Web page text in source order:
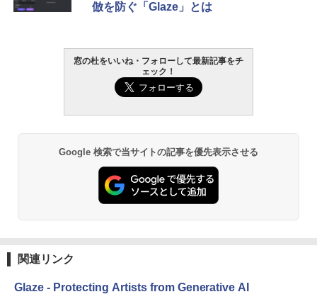
ラインコード版
Robloxギフトカード - 1000 Robux 【限
定バーチャルアイテムを含む】 【オンラ
インゲームコード】 ロブロックス |オン
￥1,600
Microsoft Office Home & Business 202
4(最新 永続版)|オンラインコード版|Wind
ows11、10/mac対応|PC2台
インゲームコード】 ロブロックス | オン
AIイラスト表現辞典: 思い通りの絵を引き
出す プロンプトの言葉 AI画像生成シリー
ズ (はぴーイラストLabo)
ClaudeCode いちばんやさしい 教科書:
方 マニュアル AI副業にもコンテンツ作成
にもKindle出版にも！ 非エンジニアのた
めのAIコーディング入門シリーズ
￥99
ク
Amazon Kindle - 目に優しい、かさばら
ない、大きな画面で読みやすい、6週間持
続バッテリー、6インチディスプレイ電子
￥16,980
Kindle Paperwhite シグニチャーエディ
ション (32GB) 7インチディスプレイ、明
持続バッテリー、広告なし、メタリック
倣を防ぐ「Glaze」とは
窓の杜をいいね・フォローして最新記事をチ
ェック！
Google 検索で当サイトの記事を優先表示させる
関連リンク
Glaze - Protecting Artists from Generative AI